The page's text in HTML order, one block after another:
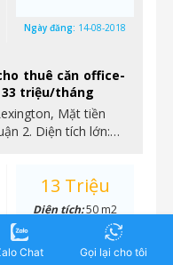
thuê căn office-
triệu/tháng
Mặt tiền
2. Diện tích lớn:…
Ngày đăng: 14-08-2018
13 Triệu
Diện tích:50 m2
Ngày đăng: 14-08-2018
Chat Gọi lại cho tôi